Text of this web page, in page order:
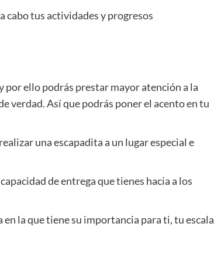
cabo tus actividades y progresos
ello podrás prestar mayor atención a la
verdad. Así que podrás poner el acento en tu
una escapadita a un lugar especial e
de entrega que tienes hacia a los
la que tiene su importancia para ti, tu escala